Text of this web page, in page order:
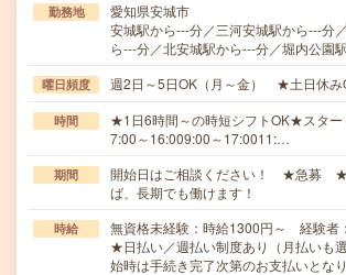
勤務地
愛知県安城市
安城駅から---分／三河安城駅から---分
ら---分／北安城駅から---分／堀内公園
曜日頻度 週2日～5日OK（月～金） ★土日休み
時間
★1日6時間～の時短シフトOK★スター
7:00～16:009:00～17:0011:…
期間
開始日はご相談ください！ ★急募 ★
ば、長期でも働けます！
時給
無資格未経験：時給1300円～ 経験者
★日払い／週払い制度あり（月払いも
始時は手続き完了次第のお支払いとなり